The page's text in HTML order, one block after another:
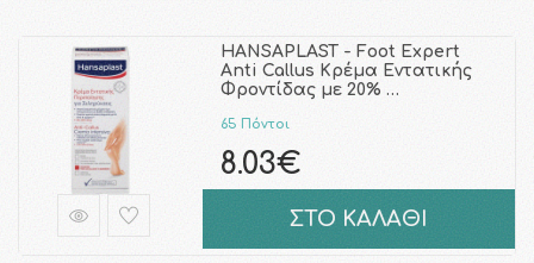
HANSAPLAST - Foot Expert
Anti Callus Κρέμα Εντατικής
Φροντίδας με 20% …
65 Πόντοι
8.03€
ΣΤΟ ΚΑΛΑΘΙ